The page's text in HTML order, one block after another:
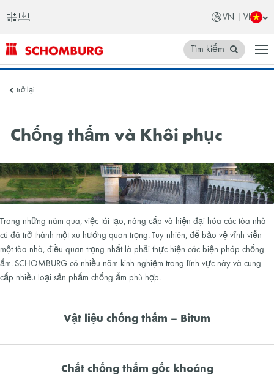
VN | VI
SCHOMBURG
Việt
Tìm kiếm
trở lại
Chống thấm và Khôi phục
Trong những năm qua, việc tái tạo, nâng cấp và hiện đại hóa các tòa nhà
cũ đã trở thành một xu hướng quan trọng. Tuy nhiên, để bảo vệ vĩnh viễn
một tòa nhà, điều quan trọng nhất là phải thực hiện các biện pháp chống
ẩm. SCHOMBURG có nhiều năm kinh nghiệm trong lĩnh vực này và cung
cấp nhiều loại sản phẩm chống ẩm phù hợp.
Vật liệu chống thấm – Bitum
Chất chống thấm gốc khoáng